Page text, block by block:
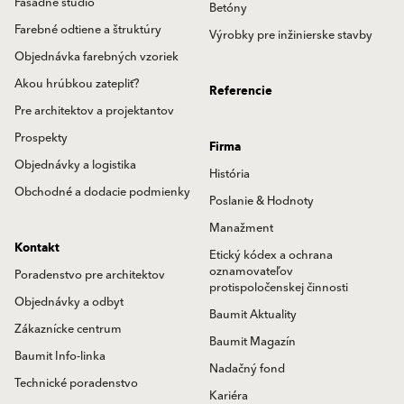
Betóny
Výrobky pre inžinierske stavby
Farebné odtiene a štruktúry
Objednávka farebných vzoriek
Akou hrúbkou zatepliť?
Pre architektov a projektantov
Prospekty
Objednávky a logistika
Obchodné a dodacie podmienky
Referencie
Firma
História
Poslanie & Hodnoty
Manažment
Etický kódex a ochrana
oznamovateľov
protispoločenskej činnosti
Baumit Aktuality
Baumit Magazín
Nadačný fond
Kariéra
Kontakt
Poradenstvo pre architektov
Objednávky a odbyt
Zákaznícke centrum
Baumit Info-linka
Technické poradenstvo